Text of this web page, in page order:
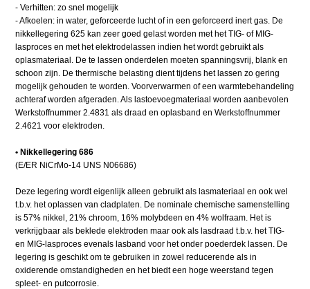
- Verhitten: zo snel mogelijk
- Afkoelen: in water, geforceerde lucht of in een geforceerd inert gas. De
nikkellegering 625 kan zeer goed gelast worden met het TIG- of MIG-
lasproces en met het elektrodelassen indien het wordt gebruikt als
oplasmateriaal. De te lassen onderdelen moeten spanningsvrij, blank en
schoon zijn. De thermische belasting dient tijdens het lassen zo gering
mogelijk gehouden te worden. Voorverwarmen of een warmtebehandeling
achteraf worden afgeraden. Als lastoevoegmateriaal worden aanbevolen
Werkstoffnummer 2.4831 als draad en oplasband en Werkstoffnummer
2.4621 voor elektroden.
• Nikkellegering 686
(E/ER NiCrMo-14 UNS N06686)
Deze legering wordt eigenlijk alleen gebruikt als lasmateriaal en ook wel
t.b.v. het oplassen van cladplaten. De nominale chemische samenstelling
is 57% nikkel, 21% chroom, 16% molybdeen en 4% wolfraam. Het is
verkrijgbaar als beklede elektroden maar ook als lasdraad t.b.v. het TIG-
en MIG-lasproces evenals lasband voor het onder poederdek lassen. De
legering is geschikt om te gebruiken in zowel reducerende als in
oxiderende omstandigheden en het biedt een hoge weerstand tegen
spleet- en putcorrosie.